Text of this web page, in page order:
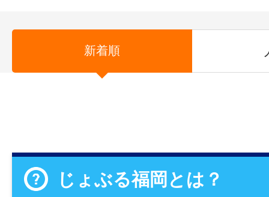
新着順
じょぶる福岡とは？